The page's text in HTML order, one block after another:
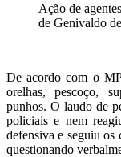
Ação de
de Genivaldo
De acordo com o
orelhas, pescoço,
punhos. O laudo de
policiais e nem
defensiva e seguiu os
questionando